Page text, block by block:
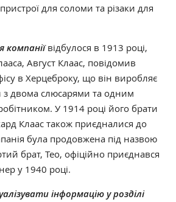
для соломи та різаки для
компаніївідбулося в 1913 році,
Август Клаас, повідомив
в Херцеброку, що він виробляє
з двома слюсарями та одним
У 1914 році його брати
Клаас також приєдналися до
була продовжена під назвою
брат, Тео, офіційно приєднався
у 1940 році.
інформацію у розділі